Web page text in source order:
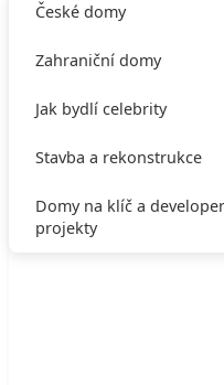
České domy
Zahraniční domy
Jak bydlí celebrity
Stavba a rekonstrukce
Domy na klíč a
projekty